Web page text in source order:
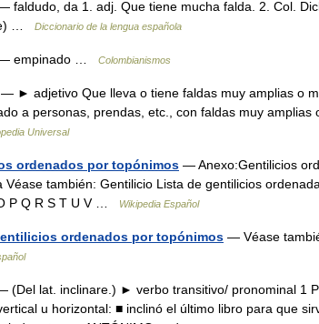
faldudo, da 1. adj. Que tiene mucha falda. 2. Col.
…
Diccionario de la lengua española
empinado … Colombianismos
— ► adjetivo Que lleva o tiene faldas muy amplias o
a personas, prendas, etc., con faldas muy
Universal
ordenados por topónimos — Anexo:Gentilicios
Véase también: Gentilicio Lista de gentilicios
P Q R S T U V …
Wikipedia Español
ordenados por topónimos — Véase
(Del lat. inclinare.) ► verbo transitivo/ pronominal 1
u horizontal: ■ inclinó el último libro para que